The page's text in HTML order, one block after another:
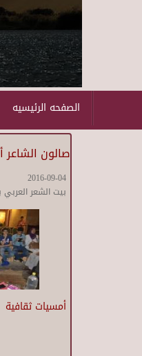
الصفحه الرئيسيه
صالون
2016-09-04
بيت الشعر
أمسيات ثقافية